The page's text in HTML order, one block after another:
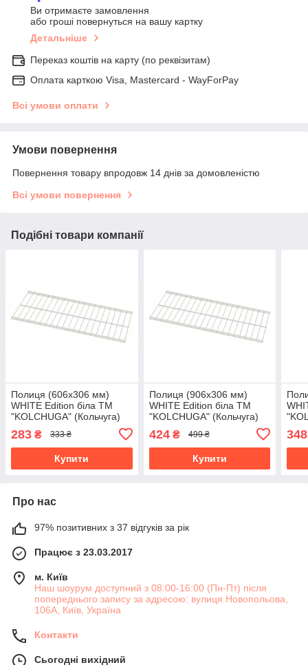
Ви отримаєте замовлення
або гроші повернуться на вашу картку
Детальніше
Переказ коштів на карту (по реквізитам)
Оплата карткою Visa, Mastercard - WayForPay
Всі умови оплати
Умови повернення
Повернення товару впродовж 14 днів за домовленістю
Всі умови повернення
Подібні товари компанії
Полиця (606х306 мм)
WHITE Edition біла ТМ
"KOLCHUGA" (Кольчуга)
283 ₴ 333 ₴
Купити
Полиця (906х306 мм)
WHITE Edition біла ТМ
"KOLCHUGA" (Кольчуга)
424₴ 499 ₴
Купити
348
Про нас
97% позитивних з 37 відгуків за рік
Працює з 23.03.2017
м. Київ
Наш шоурум доступний з 08:00-16:00 (Пн-Пт) після
попереднього запису за адресою: вулиця Новопольова,
106А, Київ, Україна
Контакти
Сьогодні вихідний